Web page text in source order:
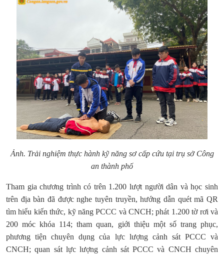
Ảnh. Trải nghiệm thực hành kỹ năng sơ cấp cứu tại trụ sở Công
an thành phố
Tham gia chương trình có trên 1.200 lượt người dân và học sinh
trên địa bàn đã được nghe tuyên truyền, hướng dẫn quét mã QR
tìm hiểu kiến thức, kỹ năng PCCC và CNCH; phát 1.200 tờ rơi và
200 móc khóa 114; tham quan, giới thiệu một số trang phục,
phương tiện chuyên dụng của lực lượng cảnh sát PCCC và
CNCH; quan sát lực lượng cảnh sát PCCC và CNCH chuyên